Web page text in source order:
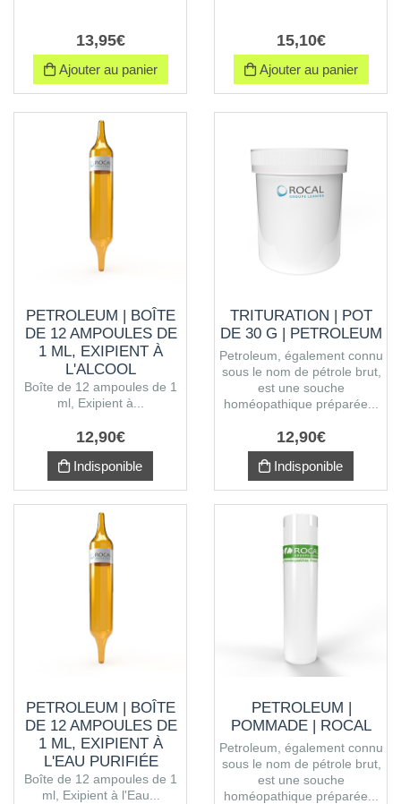
13,95€
Ajouter au panier
15,10€
Ajouter au panier
PETROLEUM | BOÎTE
DE 12 AMPOULES DE
1 ML, EXIPIENT À
L'ALCOOL
Boîte de 12 ampoules de 1
ml, Exipient à...
12,90€
Indisponible
TRITURATION | POT
DE 30 G | PETROLEUM
Petroleum, également connu
sous le nom de pétrole brut,
est une souche
homéopathique préparée...
12,90€
Indisponible
PETROLEUM | BOÎTE
DE 12 AMPOULES DE
1 ML, EXIPIENT À
L'EAU PURIFIÉE
Boîte de 12 ampoules de 1
ml, Exipient à l'Eau...
PETROLEUM |
POMMADE | ROCAL
Petroleum, également connu
sous le nom de pétrole brut,
est une souche
homéopathique préparée...